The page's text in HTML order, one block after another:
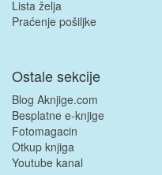
Lista želja
Praćenje pošiljke
Ostale sekcije
Blog Aknjige.com
Besplatne e-knjige
Fotomagacin
Otkup knjiga
Youtube kanal